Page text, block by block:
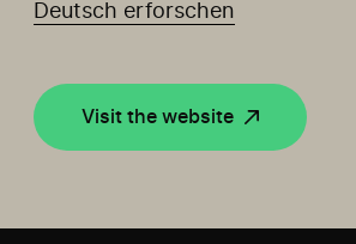
Deutsch erforschen
Visit the website